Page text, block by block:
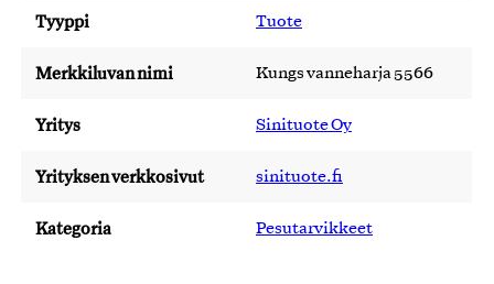
Tyyppi Tuote
Merkkiluvan nimi Kungs vanneharja 5566
Yritys Sinituote Oy
Yrityksen verkkosivut sinituote.fi
Kategoria Pesutarvikkeet